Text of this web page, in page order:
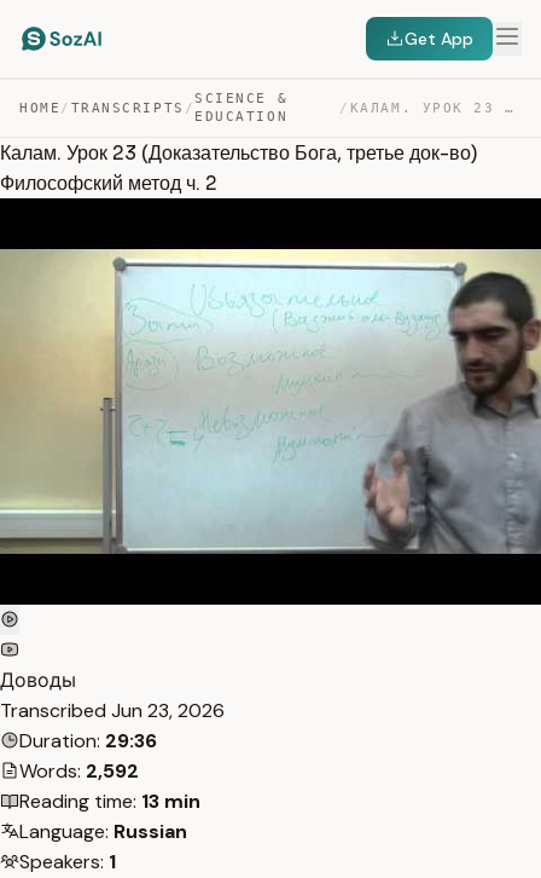
Get App
HOME / TRANSCRIPTS /
SCIENCE &
EDUCATION
/ КАЛАМ. УРОК 23 (ДОКАЗАТЕЛЬСТВО БОГА, ТРЕТЬЕ ДОК-ВО) ФИЛ… — TRANSCRIPT
Калам. Урок 23 (Доказательство Бога, третье док-во)
Философский метод ч. 2
Доводы
Transcribed Jun 23, 2026
Duration: 29:36
Words: 2,592
Reading time: 13 min
Language: Russian
Speakers: 1